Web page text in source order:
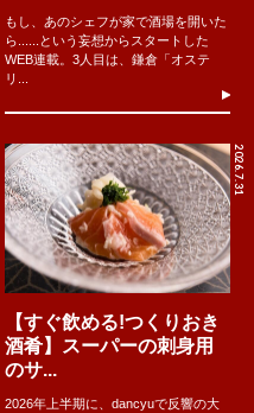
もし、あのシェフが家で酒場を開いた
ら......という妄想からスタートした
WEB連載。3人目は、鎌倉「オステ
リ...
2026.7.31
【すぐ飲める!つくりおき
酒肴】スーパーの刺身用
のサ...
2026年上半期に、dancyuで反響の大